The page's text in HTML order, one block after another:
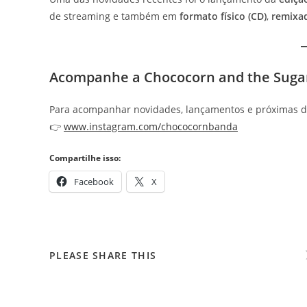
de streaming e também em formato físico (CD),
Acompanhe a Chococorn and the
Para acompanhar novidades, lançamentos e próximas
👉 www.instagram.com/chococornbanda
Compartilhe isso:
Facebook X
PLEASE SHARE THIS